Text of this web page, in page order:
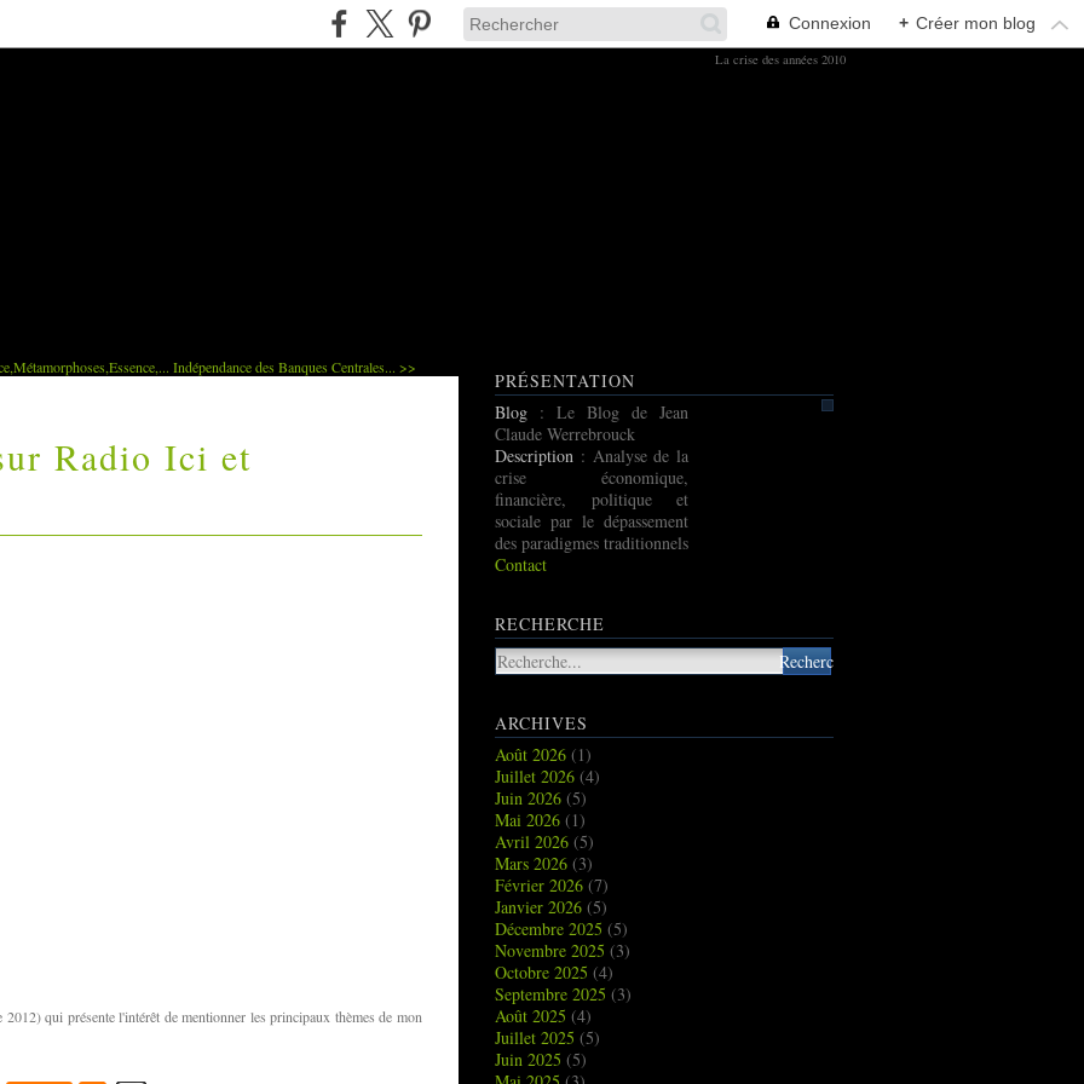
Connexion + Créer mon blog
La crise des années 2010
Indépendance des Banques Centrales... >>
Radio Ici et
qui présente l'intérêt de mentionner les principaux thèmes de mon
PRÉSENTATION
Blog : Le Blog de Jean
Claude Werrebrouck
Description : Analyse de la
crise économique,
financière, politique et
sociale par le dépassement
des paradigmes traditionnels
Contact
RECHERCHE
ARCHIVES
Août 2026 (1)
Juillet 2026 (4)
Juin 2026 (5)
Mai 2026 (1)
Avril 2026 (5)
Mars 2026 (3)
Février 2026 (7)
Janvier 2026 (5)
Décembre 2025 (5)
Novembre 2025 (3)
Octobre 2025 (4)
Septembre 2025 (3)
Août 2025 (4)
Juillet 2025 (5)
Juin 2025 (5)